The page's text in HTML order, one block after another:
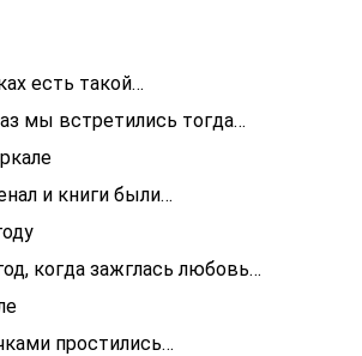
есть такой…
мы встретились тогда…
и книги были…
когда зажглась любовь…
простились…